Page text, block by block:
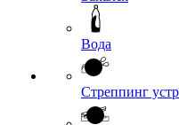
Вода
Стреппинг